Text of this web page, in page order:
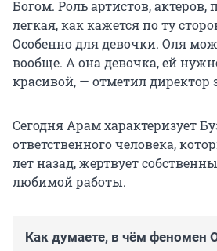
Богом. Роль артистов, актеров,
легкая, как кажется по ту
Особенно для девочки. Оля
вообще. А она девочка, ей
красивой, — отметил директор
Сегодня Арам характеризует
ответственного человека,
лет назад, жертвует
любимой работы.
Как думаете, в чём феномен